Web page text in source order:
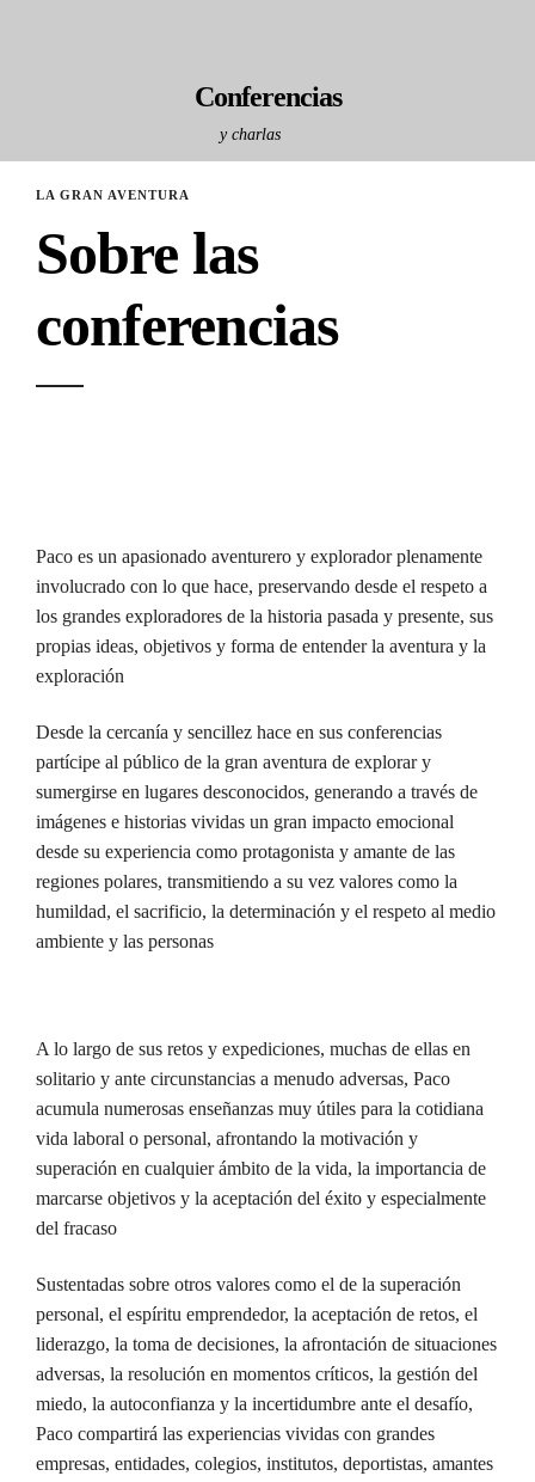
Conferencias
y charlas
LA GRAN AVENTURA
Sobre las
conferencias
Paco es un apasionado aventurero y explorador plenamente
involucrado con lo que hace, preservando desde el respeto a
los grandes exploradores de la historia pasada y presente, sus
propias ideas, objetivos y forma de entender la aventura y la
exploración
Desde la cercanía y sencillez hace en sus conferencias
partícipe al público de la gran aventura de explorar y
sumergirse en lugares desconocidos, generando a través de
imágenes e historias vividas un gran impacto emocional
desde su experiencia como protagonista y amante de las
regiones polares, transmitiendo a su vez valores como la
humildad, el sacrificio, la determinación y el respeto al medio
ambiente y las personas
A lo largo de sus retos y expediciones, muchas de ellas en
solitario y ante circunstancias a menudo adversas, Paco
acumula numerosas enseñanzas muy útiles para la cotidiana
vida laboral o personal, afrontando la motivación y
superación en cualquier ámbito de la vida, la importancia de
marcarse objetivos y la aceptación del éxito y especialmente
del fracaso
Sustentadas sobre otros valores como el de la superación
personal, el espíritu emprendedor, la aceptación de retos, el
liderazgo, la toma de decisiones, la afrontación de situaciones
adversas, la resolución en momentos críticos, la gestión del
miedo, la autoconfianza y la incertidumbre ante el desafío,
Paco compartirá las experiencias vividas con grandes
empresas, entidades, colegios, institutos, deportistas, amantes